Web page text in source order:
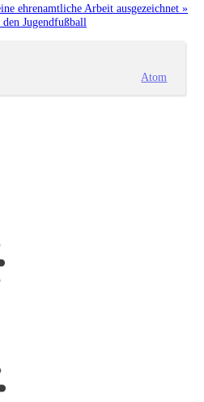
ehrenamtliche Arbeit ausgezeichnet »
Jugendfußball
Atom